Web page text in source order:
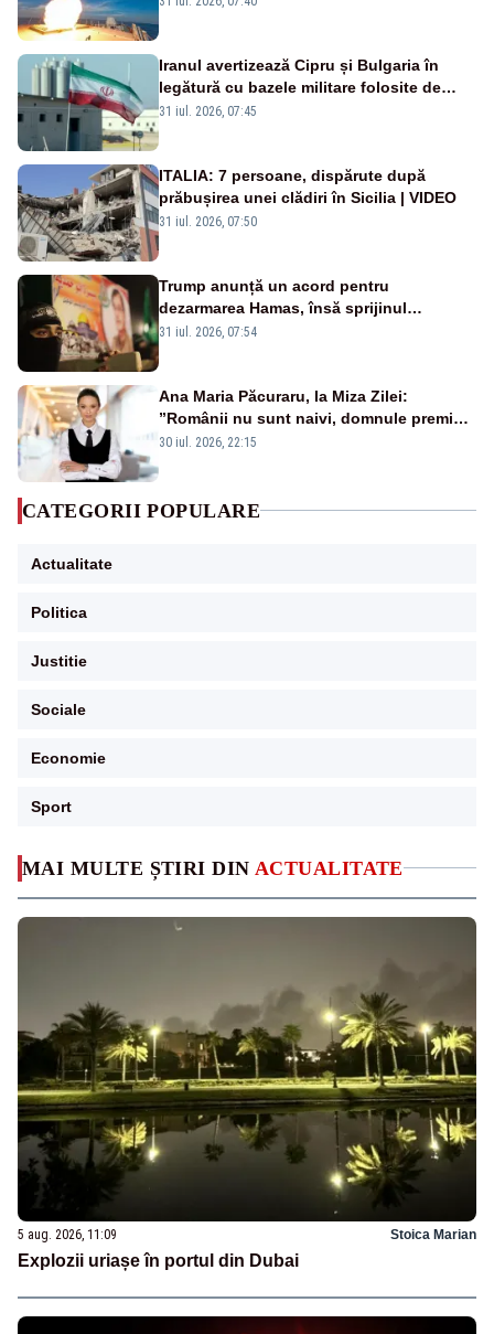
MAI MULTE ȘTIRI DIN ACTUALITATE
5 aug. 2026, 11:09 Stoica Marian
Explozii uriașe în portul din Dubai
Iranul avertizează Cipru și Bulgaria în
legătură cu bazele militare folosite de
SUA
31 iul. 2026, 07:45
ITALIA: 7 persoane, dispărute după
prăbușirea unei clădiri în Sicilia | VIDEO
31 iul. 2026, 07:50
Trump anunță un acord pentru
dezarmarea Hamas, însă sprijinul
Israelului rămâne incert
31 iul. 2026, 07:54
Ana Maria Păcuraru, la Miza Zilei:
”Românii nu sunt naivi, domnule premier
Bolojan”
30 iul. 2026, 22:15
CATEGORII POPULARE
Actualitate
Politica
Justitie
Sociale
Economie
Sport